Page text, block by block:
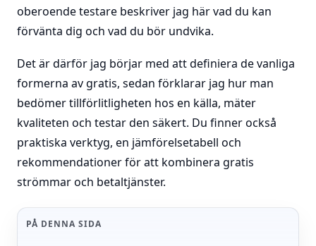
oberoende testare beskriver jag här vad du kan
förvänta dig och vad du bör undvika.
Det är därför jag börjar med att definiera de vanliga
formerna av gratis, sedan förklarar jag hur man
bedömer tillförlitligheten hos en källa, mäter
kvaliteten och testar den säkert. Du finner också
praktiska verktyg, en jämförelsetabell och
rekommendationer för att kombinera gratis
strömmar och betaltjänster.
PÅ DENNA SIDA